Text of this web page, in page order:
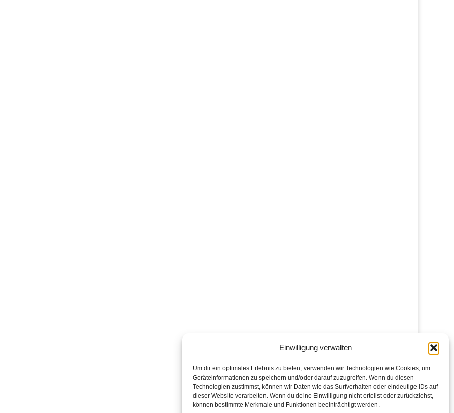
Einwilligung verwalten
Um dir ein optimales Erlebnis zu bieten, verwenden wir Technologien wie Cookies, um
Geräteinformationen zu speichern und/oder darauf zuzugreifen. Wenn du diesen
Technologien zustimmst, können wir Daten wie das Surfverhalten oder eindeutige IDs auf
dieser Website verarbeiten. Wenn du deine Einwilligung nicht erteilst oder zurückziehst,
können bestimmte Merkmale und Funktionen beeinträchtigt werden.